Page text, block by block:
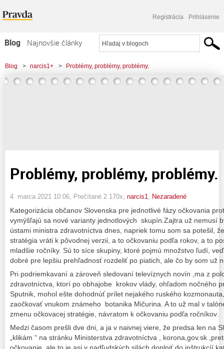
Registrácia Prihlásenie
Blog
Najnovšie články
Najčítanejšie články
Najkomentovanejšie články
Blog > narcis1+ > Problémy, problémy, problémy.
Problémy, problémy, problémy.
4. marca 2021 10:06 , Prečítané 2 170x, narcis1 Nezaradené
Kategorizácia občanov Slovenska pre jednotlivé fázy očkovania
vymýšľajú sa nové varianty jednotlových skupín.Zajtra už nemusí
ústami ministra zdravotníctva dnes, napriek tomu som sa potešil,
stratégia vráti k pôvodnej verzii, a to očkovaniu podľa rokov, a to
mladšie ročníky. Sú to síce skupiny, ktoré pojmú množstvo ľudí,
dobré pre lepšiu prehľadnosť rozdeliť po piatich, ale čo by som už
Pri podriemkavaní a zároveň sledovaní televíznych novín ,ma z
zdravotníctva, ktorí po obhajobe krokov vlády, ohľadom nočného
Sputnik, mohol ešte dohodnúť prílet nejakého ruského
zaočkovať vnukom známeho botanika Mičurina. A to už mal v
zmenu očkovacej stratégie, návratom k očkovaniu podľa ročníkov.
Medzi časom prešli dve dni, a ja v naivnej viere, že predsa len na
„klikám “ na stránku Ministerstva zdravotníctva , korona,gov.sk
očkovanie, ale to je asi v nadľudských silách doplniť do inštrukcíí